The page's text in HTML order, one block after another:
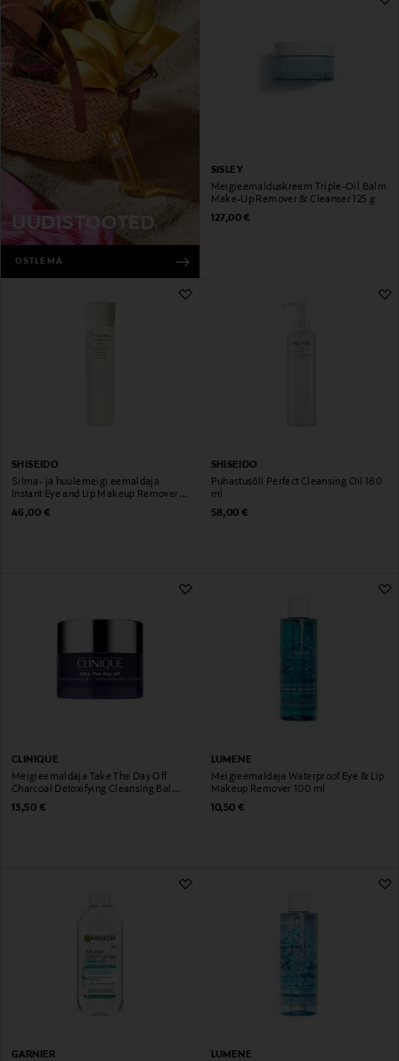
UUDISTOOTED
OSTLEMA
SISLEY
Meigieemalduskreem Triple-Oil Balm
Make-Up Remover & Cleanser 125 g
Original Price
127,00 €
SHISEIDO
Silma- ja huulemeigi eemaldaja
Instant Eye and Lip Makeup Remover
125 ml
Original Price
46,00 €
SHISEIDO
Puhastusõli Perfect Cleansing Oil 180
ml
Original Price
58,00 €
CLINIQUE
Meigieemaldaja Take The Day Off
Charcoal Detoxifying Cleansing Balm
30 ml
Original Price
13,50 €
LUMENE
Meigieemaldaja Waterproof Eye & Lip
Makeup Remover 100 ml
Original Price
10,50 €
GARNIER
LUMENE